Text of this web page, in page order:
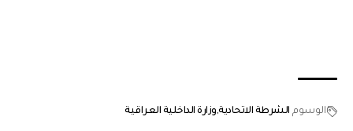
الوسوم الشرطة الاتحادية وزارة الداخلية العراقية